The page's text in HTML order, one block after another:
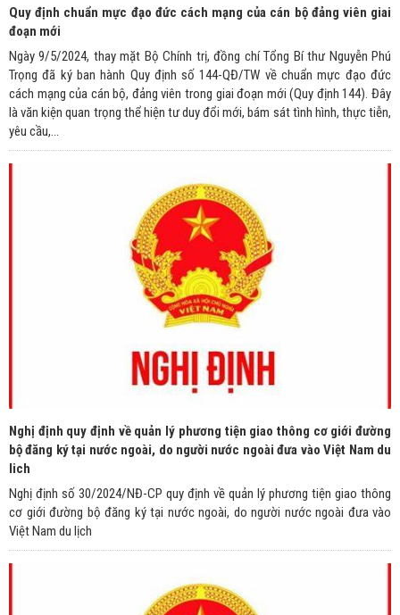
Quy định chuẩn mực đạo đức cách mạng của cán bộ đảng viên giai
đoạn mới
Ngày 9/5/2024, thay mặt Bộ Chính trị, đồng chí Tổng Bí thư Nguyễn Phú
Trọng đã ký ban hành Quy định số 144-QĐ/TW về chuẩn mực đạo đức
cách mạng của cán bộ, đảng viên trong giai đoạn mới (Quy định 144). Đây
là văn kiện quan trọng thể hiện tư duy đổi mới, bám sát tình hình, thực tiễn,
yêu cầu,...
Nghị định quy định về quản lý phương tiện giao thông cơ giới đường
bộ đăng ký tại nước ngoài, do người nước ngoài đưa vào Việt Nam du
lich
Nghị định số 30/2024/NĐ-CP quy định về quản lý phương tiện giao thông
cơ giới đường bộ đăng ký tại nước ngoài, do người nước ngoài đưa vào
Việt Nam du lịch